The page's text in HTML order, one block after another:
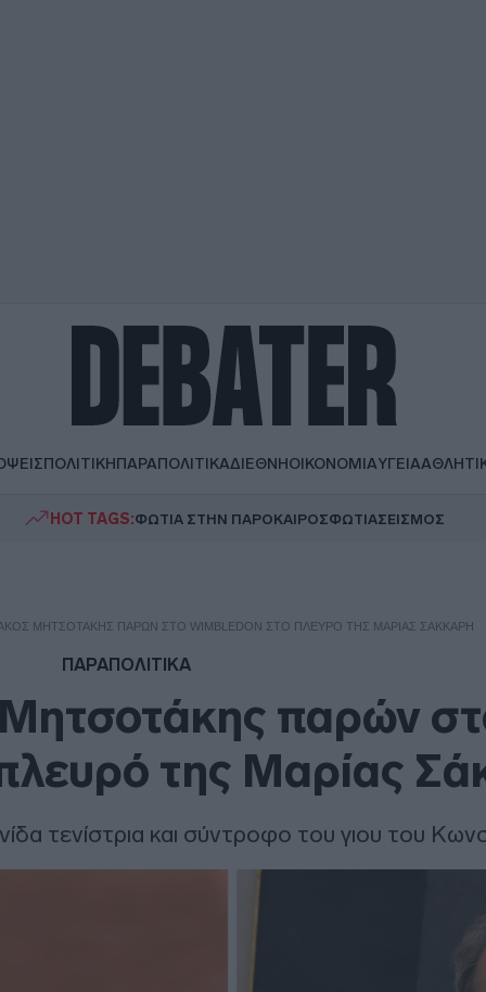
ΠΟΛΙΤΙΚΗΠΑΡΑΠΟΛΙΤΙΚΑΔΙΕΘΝΗΟΙΚΟΝΟΜΙΑΥΓΕΙΑ
HOT TAGS:ΦΩΤΙΑ ΣΤΗΝ ΠΑΡΟΚΑΙΡΟΣΦΩΤΙΑΣΕΙΣΜΟΣ
ΜΗΤΣΟΤΆΚΗΣ ΠΑΡΏΝ ΣΤΟ WIMBLEDON ΣΤΟ ΠΛΕΥΡΌ ΤΗΣ ΜΑΡΊΑΣ ΣΆΚΚΑΡΗ
ΠΑΡΑΠΟΛΙΤΙΚΑ
παρών
της Μαρίας
τενίστρια και σύντροφο του γιου του